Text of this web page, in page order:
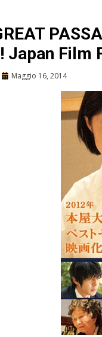
Japan Film
Maggio 16, 2014